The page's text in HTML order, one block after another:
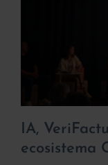
IA,
ecosistema